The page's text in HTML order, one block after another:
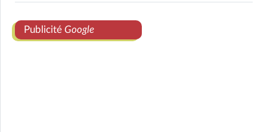
Publicité Google